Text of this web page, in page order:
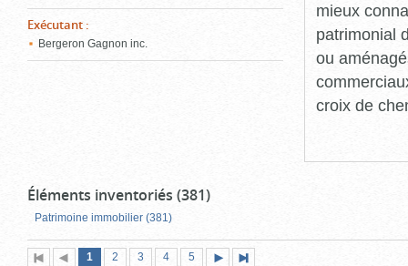
Exécutant :
Bergeron Gagnon inc.
mieux
patrimonial
ou
croix de
Éléments inventoriés (381)
Patrimoine immobilier (381)
PremièrePage
Page
1 (pagePage
2 Page
3 Page
4 Page
5